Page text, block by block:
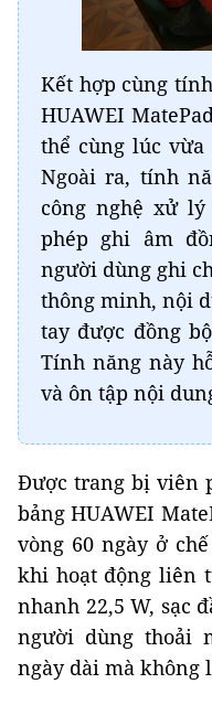
Kết hợp cùng
HUAWEI
thể cùng lúc
Ngoài ra, tính
công nghệ xử
phép ghi âm
người dùng ghi
thông minh, nội
tay được đồng
Tính năng này
và ôn tập nội
Được trang bị viên
bảng HUAWEI
vòng 60 ngày ở
khi hoạt động liên
nhanh 22,5 W, sạc
người dùng thoải
ngày dài mà không